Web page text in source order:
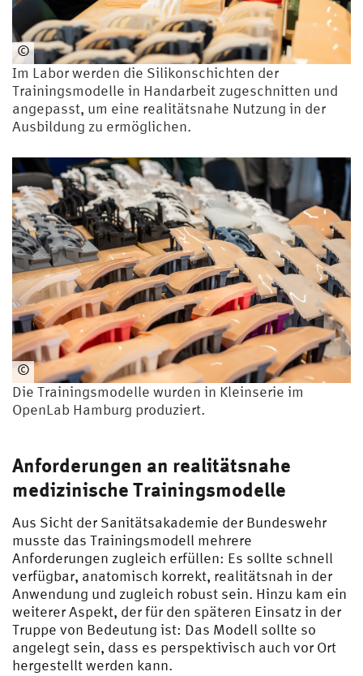
©
HS
U/
Uni
Bw
Gel
ha
us
en
Im Labor werden die Silikonschichten der
Trainingsmodelle in Handarbeit zugeschnitten und
angepasst, um eine realitätsnahe Nutzung in der
Ausbildung zu ermöglichen.
©
HS
U/
H |
Gel
ha
en
Die Trainingsmodelle wurden in Kleinserie im
OpenLab Hamburg produziert.
Anforderungen an realitätsnahe
medizinische Trainingsmodelle
Aus Sicht der Sanitätsakademie der Bundeswehr
musste das Trainingsmodell mehrere
Anforderungen zugleich erfüllen: Es sollte schnell
verfügbar, anatomisch korrekt, realitätsnah in der
Anwendung und zugleich robust sein. Hinzu kam ein
weiterer Aspekt, der für den späteren Einsatz in der
Truppe von Bedeutung ist: Das Modell sollte so
angelegt sein, dass es perspektivisch auch vor Ort
hergestellt werden kann.